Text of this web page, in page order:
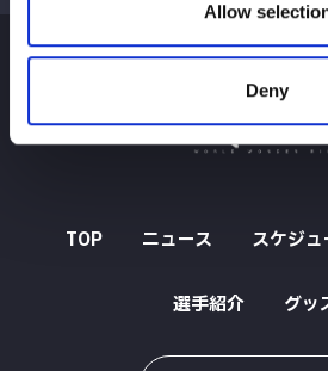
Allow
Deny
TOP ニュース スケジ
選手紹介 グッ